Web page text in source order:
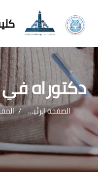
الصفحة الرئيسية